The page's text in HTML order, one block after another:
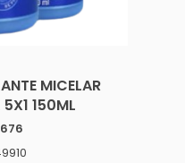
MICELAR
150ML